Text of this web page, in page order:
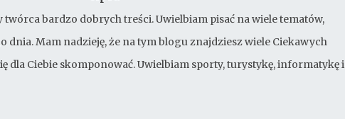
twórca bardzo dobrych treści. Uwielbiam pisać na wiele tematów,
dnia. Mam nadzieję, że na tym blogu znajdziesz wiele Ciekawych
dla Ciebie skomponować. Uwielbiam sporty, turystykę, informatykę i